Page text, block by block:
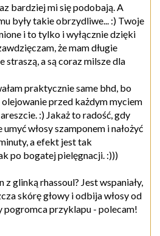
bardziej mi się podobają. A
były takie obrzydliwe... :) Twoje
i to tylko i wyłącznie dzięki
że mam długie
straszą, a są coraz milsze dla
praktycznie same bhd, bo
olejowanie przed każdym myciem
:) Jakaż to radość, gdy
włosy szamponem i nałożyć
a efekt jest tak
po bogatej pielęgnacji. :)))
z glinką rhassoul? Jest wspaniały,
skórę głowy i odbija włosy od
pogromca przyklapu - polecam!